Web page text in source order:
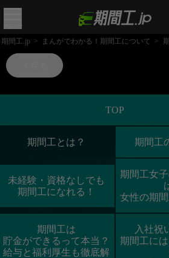
メニュー
期間工.jp> まんがでわかる！期間工について >
TOP
期間工とは？ 期間工
未経験・資格なしでも
期間工になれる！
期間工女
女性の期
期間工は
貯金ができるって本当？
給与と福利厚生も徹底解
入社祝
期間工に